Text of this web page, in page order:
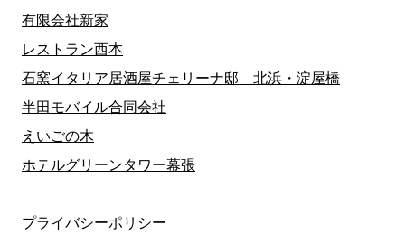
有限会社新家
レストラン西本
石窯イタリア居酒屋チェリーナ邸 北浜・淀屋橋
半田モバイル合同会社
えいごの木
ホテルグリーンタワー幕張
プライバシーポリシー